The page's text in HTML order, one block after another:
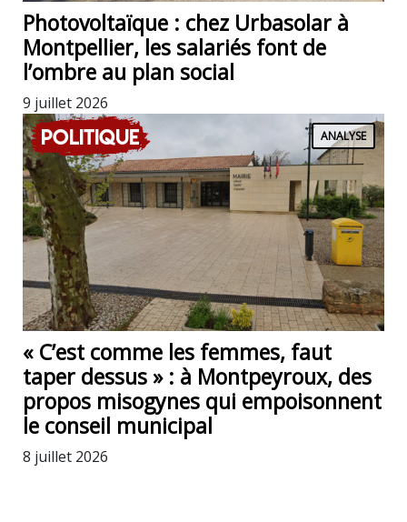
Photovoltaïque : chez Urbasolar à
Montpellier, les salariés font de
l’ombre au plan social
9 juillet 2026
Politique ANALYSE
« C’est comme les femmes, faut
taper dessus » : à Montpeyroux, des
propos misogynes qui empoisonnent
le conseil municipal
8 juillet 2026